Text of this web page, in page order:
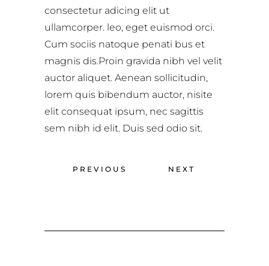
consectetur adicing elit ut
ullamcorper. leo, eget euismod orci.
Cum sociis natoque penati bus et
magnis dis.Proin gravida nibh vel velit
auctor aliquet. Aenean sollicitudin,
lorem quis bibendum auctor, nisite
elit consequat ipsum, nec sagittis
sem nibh id elit. Duis sed odio sit.
PREVIOUS NEXT